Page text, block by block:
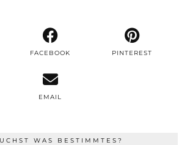
FACEBOOK PINTEREST
EMAIL
WAS BESTIMMTES?